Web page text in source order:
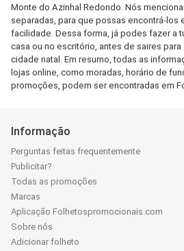
Monte do Azinhal Redondo. Nós
separadas, para que possas encontrá-los
facilidade. Dessa forma, já podes fazer a
casa ou no escritório, antes de saires
cidade natal. Em resumo, todas as
lojas online, como moradas, horário de
promoções, podem ser encontradas em
Informação
Perguntas feitas frequentemente
Publicitar?
Todas as promoções
Marcas
Aplicação Folhetospromocionais.com
Sobre nós
Adicionar folheto